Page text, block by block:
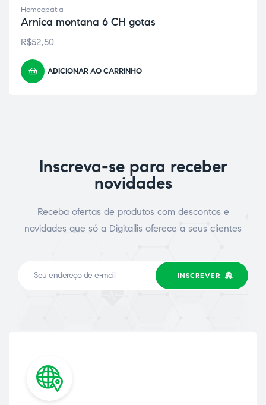
Homeopatia
Arnica montana 6 CH gotas
R$52,50
ADICIONAR AO CARRINHO
Inscreva-se para receber
novidades
Receba ofertas de produtos com descontos e
novidades que só a Digitallis oferece a seus clientes
INSCREVER